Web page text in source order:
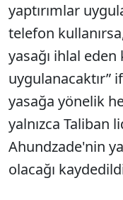
yaptırımlar
telefon
yasağı ihlal eden
uygulanacaktır”
yasağa yönelik
yalnızca Taliban
Ahundzade'nin
olacağı